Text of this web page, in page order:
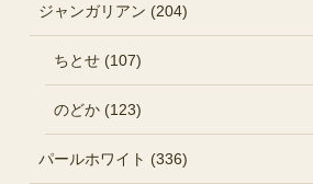
ジャンガリアン (204)
ちとせ (107)
のどか (123)
パールホワイト (336)